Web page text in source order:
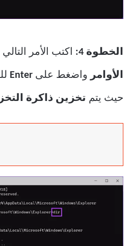
الخطوة 4: اكتب الأمر
الأوامر واضغط على Enter
حيث يتم تخزين ذاكرة